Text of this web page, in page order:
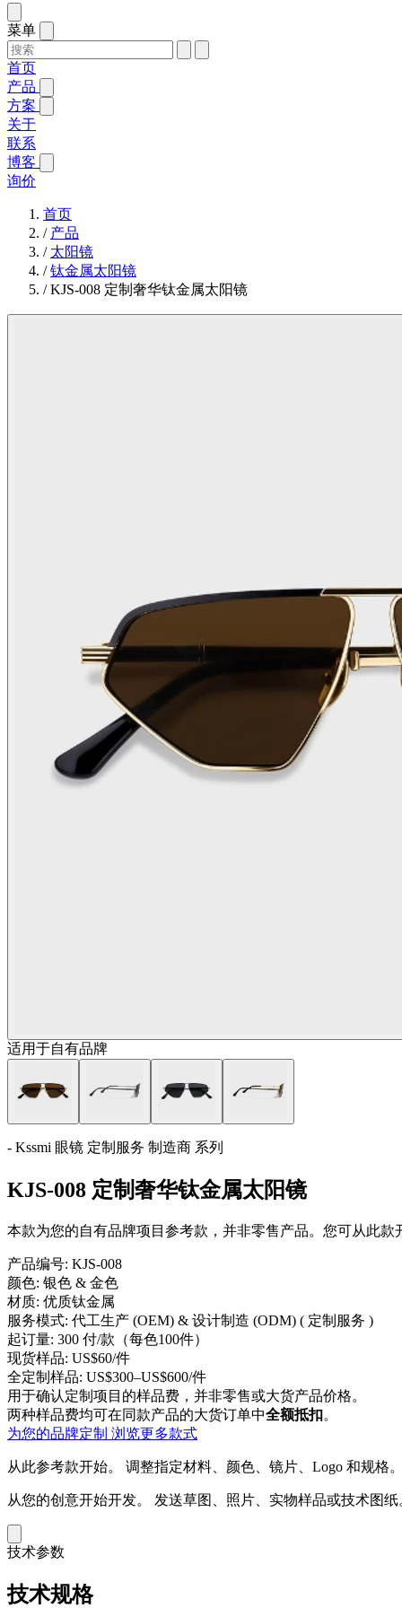
菜单
首页
产品
方案
关于
联系
博客
询价
首页
/ 产品
/ 太阳镜
/钛金属太阳镜
/KJS-008 定制奢华钛金属太阳镜
适用于自有品牌
- Kssmi 眼镜 定制服务 制造商 系列
KJS-008 定制奢华钛金属太阳镜
本款为您的自有品牌项目参考款，并非零售产品。您可从此
产品编号: KJS-008
颜色: 银色 & 金色
材质: 优质钛金属
服务模式: 代工生产 (OEM) & 设计制造 (ODM) ( 定制服务 )
起订量: 300 付/款（每色100件）
现货样品: US$60/件
全定制样品: US$300–US$600/件
用于确认定制项目的样品费，并非零售或大货产品价格。
两种样品费均可在同款产品的大货订单中全额抵扣。
为您的品牌定制 浏览更多款式
从此参考款开始。 调整指定材料、颜色、镜片、Logo 和规格
从您的创意开始开发。 发送草图、照片、实物样品或技术图纸
技术参数
技术规格